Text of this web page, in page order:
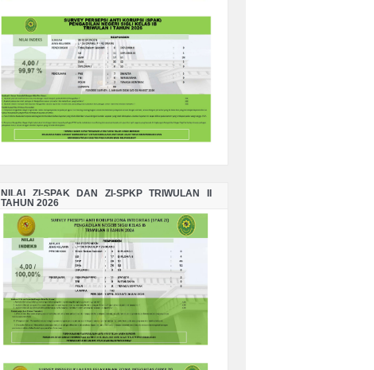
NILAI ZI-SPAK DAN ZI-SPKP TRIWULAN II
TAHUN 2026